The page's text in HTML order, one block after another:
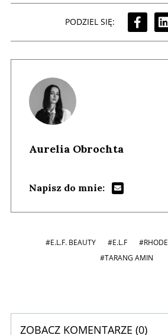
PODZIEL SIĘ:
Aurelia Obrochta
Napisz do mnie:
#E.L.F. BEAUTY #E.L.F #RHODE
#TARANG AMIN
ZOBACZ KOMENTARZE (0)